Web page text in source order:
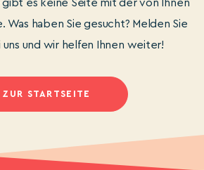
es keine Seite mit der von Ihnen
Was haben Sie gesucht? Melden Sie
und wir helfen Ihnen weiter!
ZUR STARTSEITE